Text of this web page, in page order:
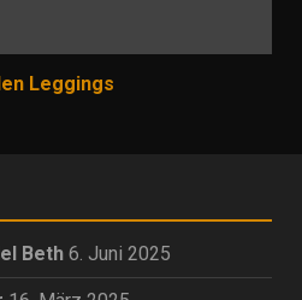
Leggings
Beth 6. Juni 2025